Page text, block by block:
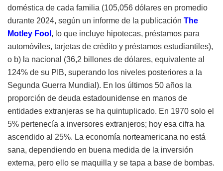
doméstica de cada familia (105,056 dólares en promedio
durante 2024, según un informe de la publicación The
Motley Fool , lo que incluye hipotecas, préstamos para
automóviles, tarjetas de crédito y préstamos estudiantiles),
o b) la nacional (36,2 billones de dólares, equivalente al
124% de su PIB, superando los niveles posteriores a la
Segunda Guerra Mundial). En los últimos 50 años la
proporción de deuda estadounidense en manos de
entidades extranjeras se ha quintuplicado. En 1970 solo el
5% pertenecía a inversores extranjeros; hoy esa cifra ha
ascendido al 25%. La economía norteamericana no está
sana, dependiendo en buena medida de la inversión
externa, pero ello se maquilla y se tapa a base de bombas.